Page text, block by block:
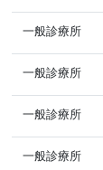
一般診療所
一般診療所
一般診療所
一般診療所